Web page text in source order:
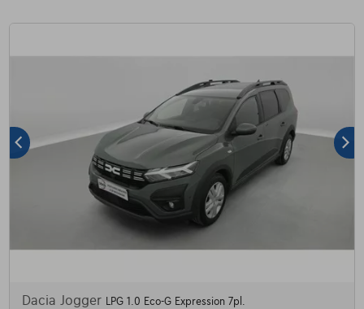
Dacia Jogger LPG 1.0 Eco-G Expression 7pl.